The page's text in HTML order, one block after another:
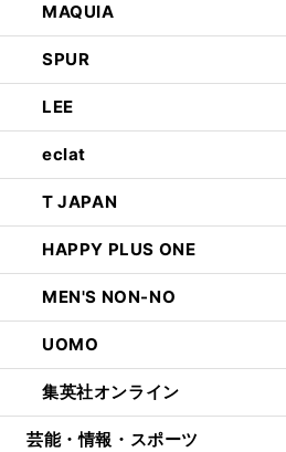
MAQUIA
SPUR
LEE
eclat
T JAPAN
HAPPY PLUS ONE
MEN'S NON-NO
UOMO
集英社オンライン
芸能・情報・スポーツ